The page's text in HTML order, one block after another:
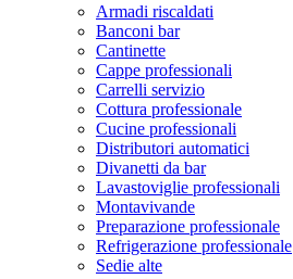
Armadi riscaldati
Banconi bar
Cantinette
Cappe professionali
Carrelli servizio
Cottura professionale
Cucine professionali
Distributori automatici
Divanetti da bar
Lavastoviglie professionali
Montavivande
Preparazione professionale
Refrigerazione professionale
Sedie alte